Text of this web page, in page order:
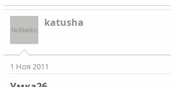
katusha
1 Ноя 2011